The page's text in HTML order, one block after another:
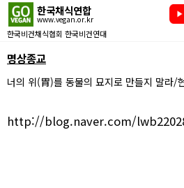
한국채식연합
www.vegan.or.kr
한국비건채식협회 한국비건연대
명상종교
너의 위(胃)를 동물의 묘지로 만들지 말라/
http://blog.naver.com/